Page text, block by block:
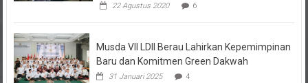
Baru dan Komitmen Green Dakwah
31 Januari 2025 4